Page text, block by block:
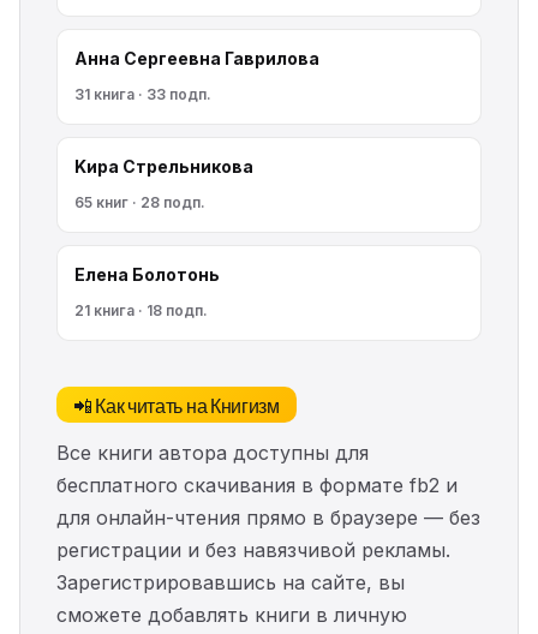
Анна Сергеевна Гаврилова
31 книга · 33 подп.
Kирa Cтрeльникoва
65 книг · 28 подп.
Елена Болотонь
21 книга · 18 подп.
📲 Как читать на Книгизм
Все книги автора доступны для
бесплатного скачивания в формате fb2 и
для онлайн-чтения прямо в браузере — без
регистрации и без навязчивой рекламы.
Зарегистрировавшись на сайте, вы
сможете добавлять книги в личную